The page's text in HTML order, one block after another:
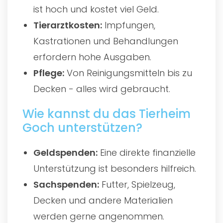
ist hoch und kostet viel Geld.
Tierarztkosten: Impfungen,
Kastrationen und Behandlungen
erfordern hohe Ausgaben.
Pflege: Von Reinigungsmitteln bis zu
Decken - alles wird gebraucht.
Wie kannst du das Tierheim
Goch unterstützen?
Geldspenden: Eine direkte finanzielle
Unterstützung ist besonders hilfreich.
Sachspenden: Futter, Spielzeug,
Decken und andere Materialien
werden gerne angenommen.